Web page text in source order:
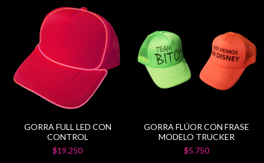
GORRA FULL LED CON
CONTROL
$19.250
GORRA FLÚOR CON FRASE
MODELO TRUCKER
$5.750